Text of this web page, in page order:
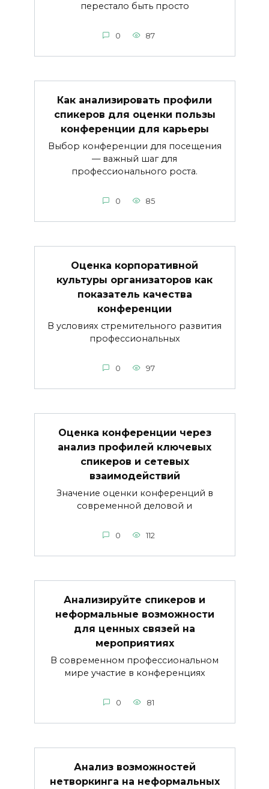
перестало быть просто
0 87
Как анализировать профили
спикеров для оценки пользы
конференции для карьеры
Выбор конференции для посещения
— важный шаг для
профессионального роста.
0 85
Оценка корпоративной
культуры организаторов как
показатель качества
конференции
В условиях стремительного развития
профессиональных
0 97
Оценка конференции через
анализ профилей ключевых
спикеров и сетевых
взаимодействий
Значение оценки конференций в
современной деловой и
0 112
Анализируйте спикеров и
неформальные возможности
для ценных связей на
мероприятиях
В современном профессиональном
мире участие в конференциях
0 81
Анализ возможностей
нетворкинга на неформальных